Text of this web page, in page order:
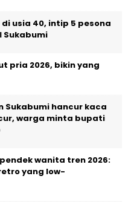
usia 40, intip 5 pesona
pria 2026, bikin yang
Sukabumi hancur kaca
warga minta bupati
wanita tren 2026:
yang low-